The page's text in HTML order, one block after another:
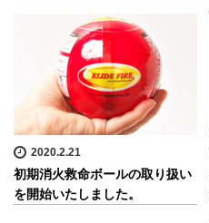
2020.2.21
初期消火救命ボールの取り扱い
を開始いたしました。